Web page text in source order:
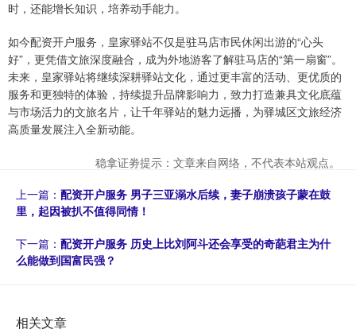
时，还能增长知识，培养动手能力。
如今配资开户服务，皇家驿站不仅是驻马店市民休闲出游的“心头
好”，更凭借文旅深度融合，成为外地游客了解驻马店的“第一扇窗”。
未来，皇家驿站将继续深耕驿站文化，通过更丰富的活动、更优质的
服务和更独特的体验，持续提升品牌影响力，致力打造兼具文化底蕴
与市场活力的文旅名片，让千年驿站的魅力远播，为驿城区文旅经济
高质量发展注入全新动能。
稳拿证劵提示：文章来自网络，不代表本站观点。
上一篇： 配资开户服务 男子三亚溺水后续，妻子崩溃孩子蒙在鼓
里，起因被扒不值得同情！
下一篇： 配资开户服务 历史上比刘阿斗还会享受的奇葩君主为什
么能做到国富民强？
相关文章